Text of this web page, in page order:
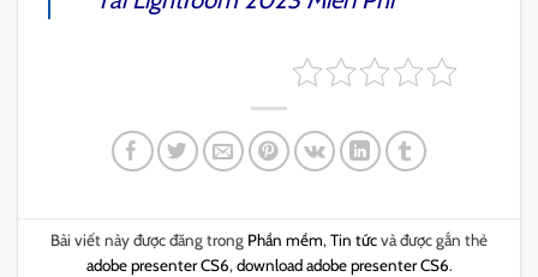
Bài viết này được đăng trong Phần mềm, Tin tứcvà được gắn thẻ
adobe presenter CS6, download adobe presenter CS6.